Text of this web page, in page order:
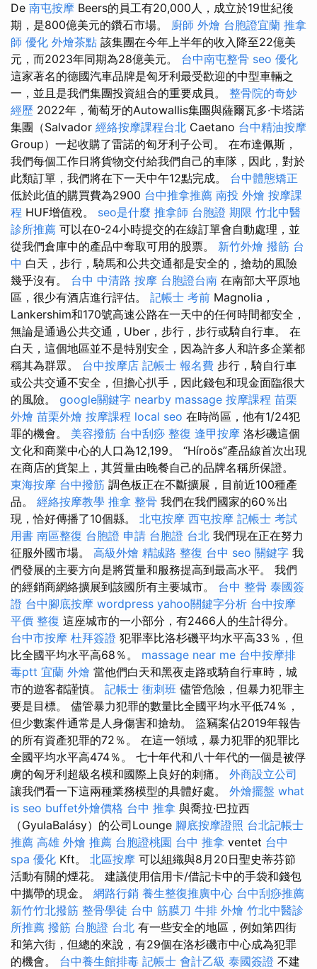
De 南屯按摩 Beers的員工有20,000人，成立於19世紀後
期，是800億美元的鑽石市場。 廚師 外燴 台胞證宜蘭 推拿
師 優化 外燴茶點 該集團在今年上半年的收入降至22億美
元，而2023年同期為28億美元。 台中南屯整骨 seo 優化
這家著名的德國汽車品牌是匈牙利最受歡迎的中型車輛之
一，並且是我們集團投資組合的重要成員。 整骨院的奇妙
經歷 2022年，葡萄牙的Autowallis集團與薩爾瓦多·卡塔諾
集團（Salvador 經絡按摩課程台北 Caetano 台中精油按摩
Group）一起收購了雷諾的匈牙利子公司。 在布達佩斯，
我們每個工作日將貨物交付給我們自己的車隊，因此，對於
此類訂單，我們將在下一天中午12點完成。 台中體態矯正
低於此值的購買費為2900 台中推拿推薦 南投 外燴 按摩課
程 HUF增值稅。 seo是什麼 推拿師 台胞證 期限 竹北中醫
診所推薦 可以在0-24小時提交的在線訂單會自動處理，並
從我們倉庫中的產品中奪取可用的股票。 新竹外燴 撥筋 台
中 白天，步行，騎馬和公共交通都是安全的，搶劫的風險
幾乎沒有。 台中 中清路 按摩 台胞證台南 在南部大平原地
區，很少有酒店進行評估。 記帳士 考前 Magnolia，
Lankershim和170號高速公路在一天中的任何時間都安全，
無論是通過公共交通，Uber，步行，步行或騎自行車。 在
白天，這個地區並不是特別安全，因為許多人和許多企業都
稱其為群眾。 台中按摩店 記帳士 報名費 步行，騎自行車
或公共交通不安全，但擔心扒手，因此錢包和現金面臨很大
的風險。 google關鍵字 nearby massage 按摩課程 苗栗
外燴 苗栗外燴 按摩課程 local seo 在時尚區，他有1/24犯
罪的機會。 美容撥筋 台中刮痧 整復 逢甲按摩 洛杉磯這個
文化和商業中心的人口為12,199。 “Híroös”產品線首次出現
在商店的貨架上，其質量由晚餐自己的品牌名稱所保證。
東海按摩 台中撥筋 調色板正在不斷擴展，目前近100種產
品。 經絡按摩教學 推拿 整骨 我們在我們國家的60％出
現，恰好傳播了10個縣。 北屯按摩 西屯按摩 記帳士 考試
用書 南區整復 台胞證 申請 台胞證 台北 我們現在正在努力
征服外國市場。 高級外燴 精誠路 整復 台中 seo 關鍵字 我
們發展的主要方向是將質量和服務提高到最高水平。 我們
的經銷商網絡擴展到該國所有主要城市。 台中 整骨 泰國簽
證 台中腳底按摩 wordpress yahoo關鍵字分析 台中按摩
平價 整復 這座城市的一小部分，有2466人的生計得分。
台中市按摩 杜拜簽證 犯罪率比洛杉磯平均水平高33％，但
比全國平均水平高68％。 massage near me 台中按摩排
毒ptt 宜蘭 外燴 當他們白天和黑夜走路或騎自行車時，城
市的遊客都謹慎。 記帳士 衝刺班 儘管危險，但暴力犯罪主
要是目標。 儘管暴力犯罪的數量比全國平均水平低74％，
但少數案件通常是人身傷害和搶劫。 盜竊案佔2019年報告
的所有資產犯罪的72％。 在這一領域，暴力犯罪的犯罪比
全國平均水平高474％。 七十年代和八十年代的一個是被俘
虜的匈牙利超級名模和國際上良好的刺痛。 外商設立公司
讓我們看一下這兩種業務模型的具體好處。 外燴擺盤 what
is seo buffet外燴價格 台中 推拿 與喬拉·巴拉西
（GyulaBalásy）的公司Lounge 腳底按摩證照 台北記帳士
推薦 高雄 外燴 推薦 台胞證桃園 台中 推拿 ventet 台中
spa 優化 Kft。 北區按摩 可以組織與8月20日聖史蒂芬節
活動有關的煙花。 建議使用信用卡/借記卡中的手袋和錢包
中攜帶的現金。 網路行銷 養生整復推廣中心 台中刮痧推薦
新竹竹北撥筋 整骨學徒 台中 筋膜刀 牛排 外燴 竹北中醫診
所推薦 撥筋 台胞證 台北 有一些安全的地區，例如第四街
和第六街，但總的來說，有29個在洛杉磯市中心成為犯罪
的機會。 台中養生館排毒 記帳士 會計乙級 泰國簽證 不建